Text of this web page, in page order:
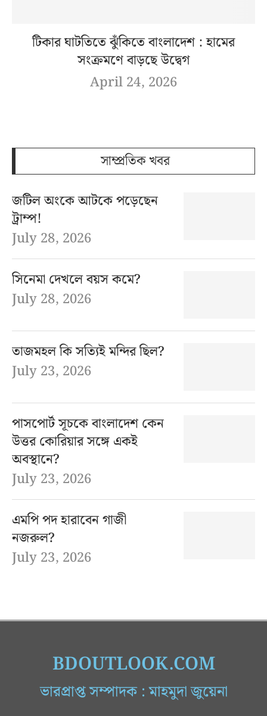
টিকার ঘাটতিতে ঝুঁকিতে বাংলাদেশ : হামের
সংক্রমণে বাড়ছে উদ্বেগ
April 24, 2026
সাম্প্রতিক খবর
জটিল অংকে আটকে পড়েছেন
ট্রাম্প!
July 28, 2026
সিনেমা দেখলে বয়স কমে?
July 28, 2026
তাজমহল কি সত্যিই মন্দির ছিল?
July 23, 2026
পাসপোর্ট সূচকে বাংলাদেশ কেন
উত্তর কোরিয়ার সঙ্গে একই
অবস্থানে?
July 23, 2026
এমপি পদ হারাবেন গাজী
নজরুল?
July 23, 2026
BDOUTLOOK.COM
ভারপ্রাপ্ত সম্পাদক : মাহমুদা জুয়েনা